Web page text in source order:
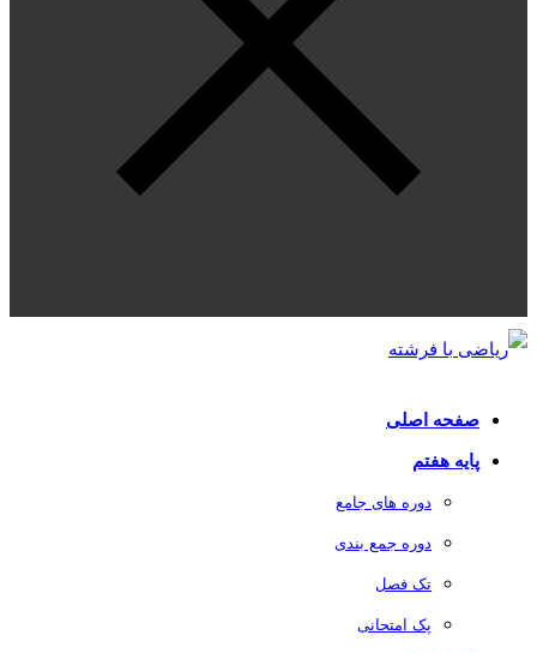
صفحه اصلی
پایه هفتم
دوره های جامع
دوره جمع بندی
تک فصل
پک امتحانی